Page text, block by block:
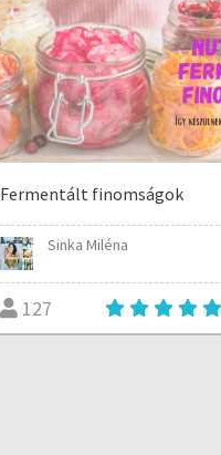
Fermentált finomságok
Sinka Miléna
127